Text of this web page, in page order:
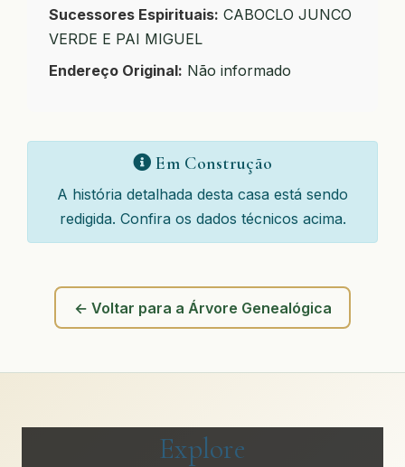
Sucessores Espirituais: CABOCLO JUNCO
VERDE E PAI MIGUEL
Endereço Original: Não informado
Em Construção
A história detalhada desta casa está sendo
redigida. Confira os dados técnicos acima.
← Voltar para a Árvore Genealógica
Explore